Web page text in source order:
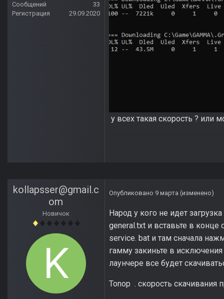
Сообщений
33
Регистрация
29.09.2020
у всех такая скорость ? или
kollapsser@gmail.c
om
Новичок
Опубликовано 9 марта (изменено)
Народ у кого не идет
general.txt и вставьте в конце
service. bat и там сначала
гамму закиньте в
лаунчере все будет
Tonop . скорость скачивания